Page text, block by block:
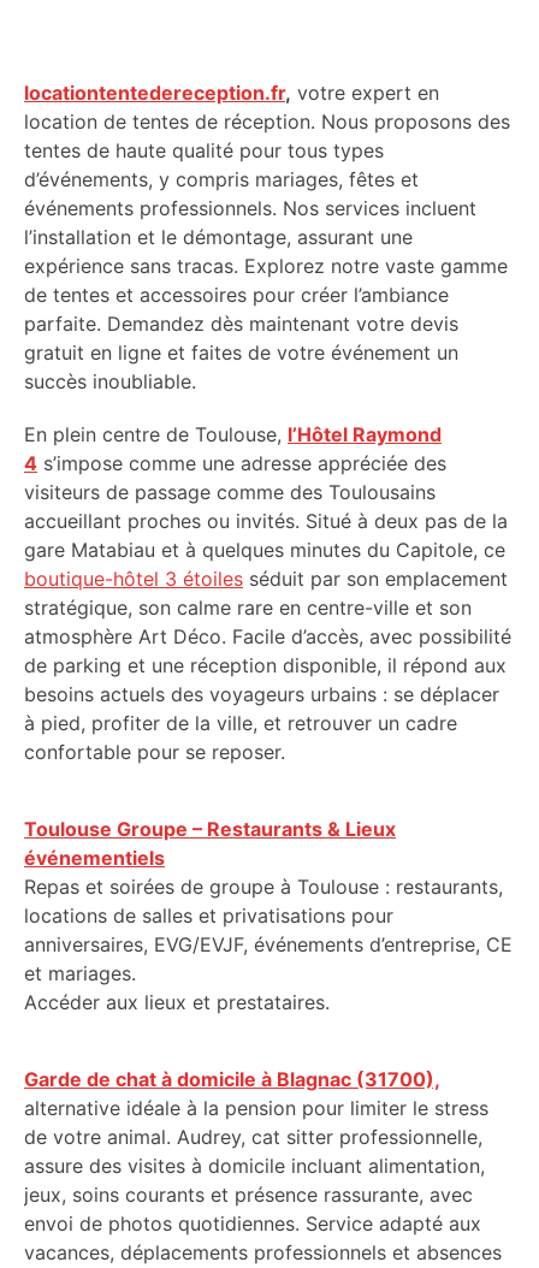
locationtentedereception.fr, votre expert en
location de tentes de réception. Nous proposons des
tentes de haute qualité pour tous types
d’événements, y compris mariages, fêtes et
événements professionnels. Nos services incluent
l’installation et le démontage, assurant une
expérience sans tracas. Explorez notre vaste gamme
de tentes et accessoires pour créer l’ambiance
parfaite. Demandez dès maintenant votre devis
gratuit en ligne et faites de votre événement un
succès inoubliable.
En plein centre de Toulouse, l’Hôtel Raymond
4 s’impose comme une adresse appréciée des
visiteurs de passage comme des Toulousains
accueillant proches ou invités. Situé à deux pas de la
gare Matabiau et à quelques minutes du Capitole, ce
boutique-hôtel 3 étoiles séduit par son emplacement
stratégique, son calme rare en centre-ville et son
atmosphère Art Déco. Facile d’accès, avec possibilité
de parking et une réception disponible, il répond aux
besoins actuels des voyageurs urbains : se déplacer
à pied, profiter de la ville, et retrouver un cadre
confortable pour se reposer.
Toulouse Groupe – Restaurants & Lieux
événementiels
Repas et soirées de groupe à Toulouse : restaurants,
locations de salles et privatisations pour
anniversaires, EVG/EVJF, événements d’entreprise, CE
et mariages.
Accéder aux lieux et prestataires.
Garde de chat à domicile à Blagnac (31700),
alternative idéale à la pension pour limiter le stress
de votre animal. Audrey, cat sitter professionnelle,
assure des visites à domicile incluant alimentation,
jeux, soins courants et présence rassurante, avec
envoi de photos quotidiennes. Service adapté aux
vacances, déplacements professionnels et absences